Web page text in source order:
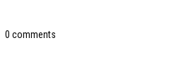
0 comments